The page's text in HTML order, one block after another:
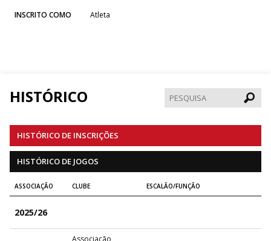
INSCRITO COMO Atleta
HISTÓRICO
HISTÓRICO DE INSCRIÇÕES
HISTÓRICO DE JOGOS
ASSOCIAÇÃO CLUBE ESCALÃO/FUNÇÃO
2025/26
Associação